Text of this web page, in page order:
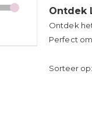
Ontdek
Ontdek
Perfect
Sorteer op